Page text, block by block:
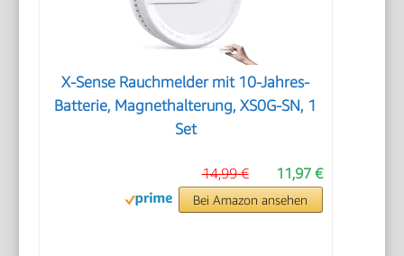
X-Sense Rauchmelder mit 10-Jahres-
Batterie, Magnethalterung, XS0G-SN, 1
Set
11,97 €
14,99 €
Bei Amazon ansehen